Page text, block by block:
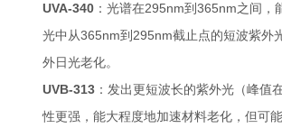
UVA-340 ：光谱在295nm到365nm之间，
光中从365nm到295nm截止点的短波紫外
外日光老化。
UVB-313 ：发出更短波长的紫外光（峰值
性更强，能大程度地加速材料老化，但可